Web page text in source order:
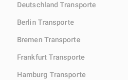
Deutschland Transporte
Berlin Transporte
Bremen Transporte
Frankfurt Transporte
Hamburg Transporte